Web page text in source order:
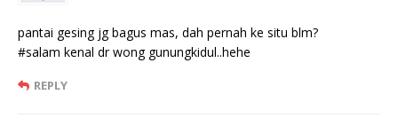
pantai gesing jg bagus mas, dah pernah ke situ blm?
#salam kenal dr wong gunungkidul..hehe
REPLY